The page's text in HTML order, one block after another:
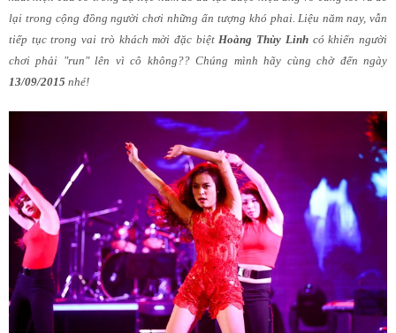
lại trong cộng đồng người chơi những ấn tượng khó phai. Liệu năm nay, vẫn
tiếp tục trong vai trò khách mời đặc biệtHoàng Thùy Linhcó khiến người
chơi phải "run" lên vì cô không?? Chúng mình hãy cùng chờ đến ngày
13/09/2015 nhé!